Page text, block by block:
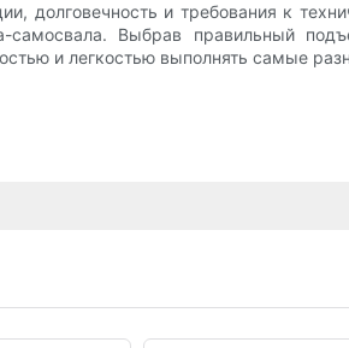
долговечность и требования к
самосвала. Выбрав правильный
и легкостью выполнять самые